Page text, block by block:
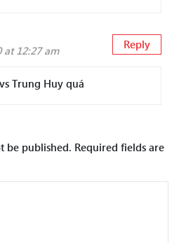
at 12:27 am
Reply
Trung Huy quá
be published. Required fields are